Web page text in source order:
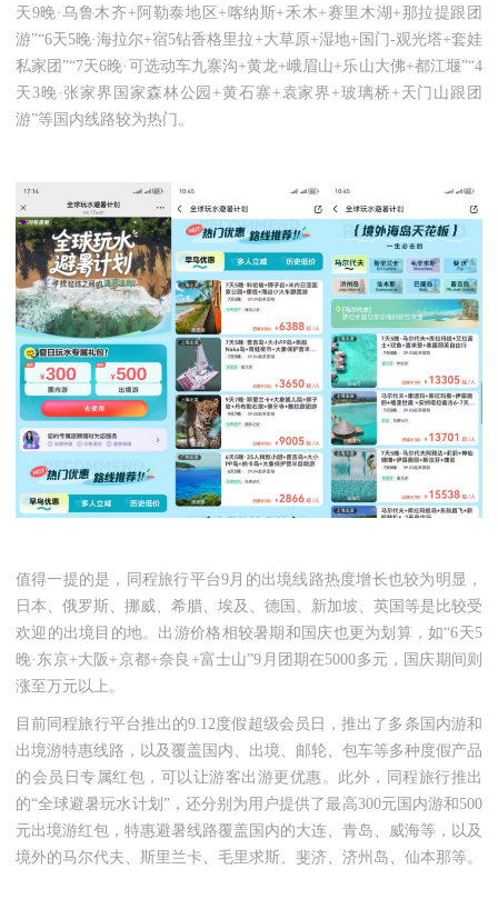
天9晚·乌鲁木齐+阿勒泰地区+喀纳斯+禾木+赛里木湖+那拉提跟团
游”“6天5晚·海拉尔+宿5钻香格里拉+大草原+湿地+国门-观光塔+套娃
私家团”“7天6晚·可选动车九寨沟+黄龙+峨眉山+乐山大佛+都江堰”“4
天3晚·张家界国家森林公园+黄石寨+袁家界+玻璃桥+天门山跟团
游”等国内线路较为热门。
值得一提的是，同程旅行平台9月的出境线路热度增长也较为明显，
日本、俄罗斯、挪威、希腊、埃及、德国、新加坡、英国等是比较受
欢迎的出境目的地。出游价格相较暑期和国庆也更为划算，如“6天5
晚·东京+大阪+京都+奈良+富士山”9月团期在5000多元，国庆期间则
涨至万元以上。
目前同程旅行平台推出的9.12度假超级会员日，推出了多条国内游和
出境游特惠线路，以及覆盖国内、出境、邮轮、包车等多种度假产品
的会员日专属红包，可以让游客出游更优惠。此外，同程旅行推出
的“全球避暑玩水计划”，还分别为用户提供了最高300元国内游和500
元出境游红包，特惠避暑线路覆盖国内的大连、青岛、威海等，以及
境外的马尔代夫、斯里兰卡、毛里求斯、斐济、济州岛、仙本那等。